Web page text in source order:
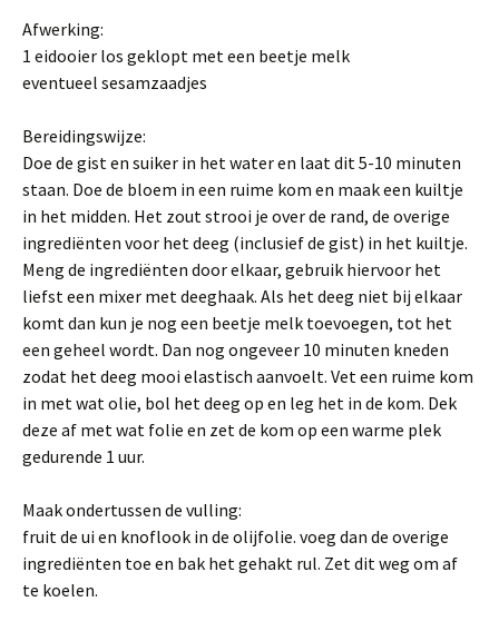
Afwerking:
1 eidooier los geklopt met een beetje melk
eventueel sesamzaadjes
Bereidingswijze:
Doe de gist en suiker in het water en laat dit 5-10 minuten
staan. Doe de bloem in een ruime kom en maak een kuiltje
in het midden. Het zout strooi je over de rand, de overige
ingrediënten voor het deeg (inclusief de gist) in het kuiltje.
Meng de ingrediënten door elkaar, gebruik hiervoor het
liefst een mixer met deeghaak. Als het deeg niet bij elkaar
komt dan kun je nog een beetje melk toevoegen, tot het
een geheel wordt. Dan nog ongeveer 10 minuten kneden
zodat het deeg mooi elastisch aanvoelt. Vet een ruime kom
in met wat olie, bol het deeg op en leg het in de kom. Dek
deze af met wat folie en zet de kom op een warme plek
gedurende 1 uur.
Maak ondertussen de vulling:
fruit de ui en knoflook in de olijfolie. voeg dan de overige
ingrediënten toe en bak het gehakt rul. Zet dit weg om af
te koelen.